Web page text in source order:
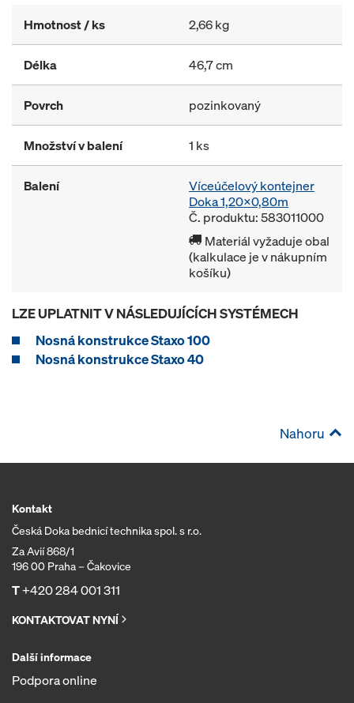
Hmotnost / ks 2,66 kg
Délka 46,7 cm
Povrch pozinkovaný
Množství v balení 1 ks
Balení
Víceúčelový kontejner
Doka 1,20x0,80m
Č. produktu: 583011000
Materiál vyžaduje obal
(kalkulace je v nákupním
košíku)
LZE UPLATNIT V NÁSLEDUJÍCÍCH SYSTÉMECH
Nosná konstrukce Staxo 100
Nosná konstrukce Staxo 40
Nahoru
Kontakt
Česká Doka bednicí technika spol. s r.o.
Za Avií 868/1
196 00 Praha – Čakovice
T+420 284 001 311
KONTAKTOVAT NYNÍ
Další informace
Podpora online